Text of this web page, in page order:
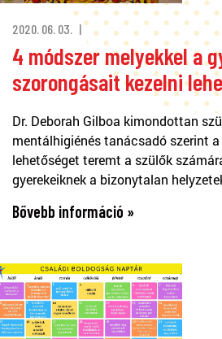
2020. 06. 03.
4 módszer melyekkel a
szorongásait kezelni
Dr. Deborah Gilboa kimondottan
mentálhigiénés tanácsadó szerint
lehetőséget teremt a szülők
gyerekeiknek a bizonytalan
Bővebb információ »